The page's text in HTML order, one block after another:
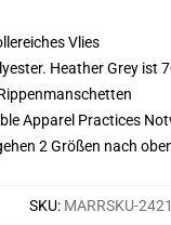
Vlies
Heather Grey
Apparel Practices
2 Größen nach
SKU: MARRSKU-